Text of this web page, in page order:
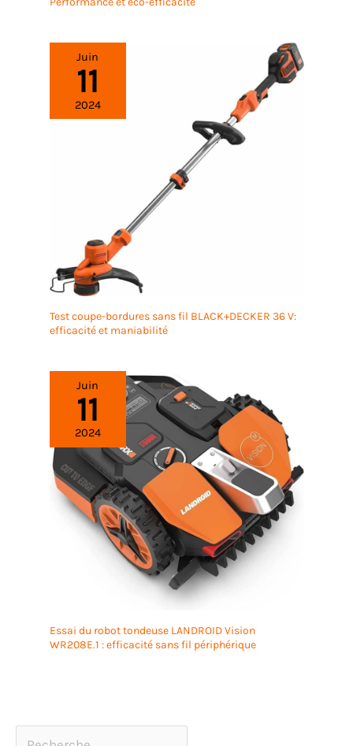
alertes instantanées : Suivez précisément vos
dispose d'une surveillance d'état 24h/24 et 7j/7 : si
l'appareil se déconnecte ou si la vanne ne
s'ouvre/se ferme pas comme prévu, vous recevrez
immédiatement une notification sur votre
smartphone. Commande vocale intelligente : Ce
programmateur WiFi est compatible avec Alexa et
Google Assistant pour un confort mains libres total.
Lorsque vous avez les mains prises ou que vous
êtes occupé, une simple commande vocale suffit
pour activer ou arrêter l'arrosage. Profitez de la
simplicité de gérer votre jardin à la voix.
Juin
11
2024
Test coupe-bordures sans fil BLACK+DECKER 36 V:
efficacité et maniabilité
Juin
11
2024
Essai du robot tondeuse LANDROID Vision
WR208E.1 : efficacité sans fil périphérique